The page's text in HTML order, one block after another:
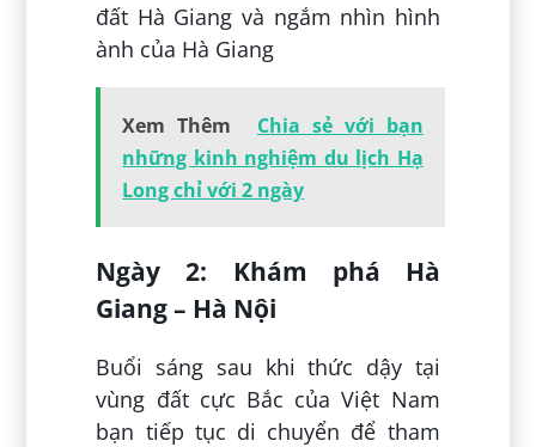
đất Hà Giang và ngắm nhìn hình
ành của Hà Giang
Xem Thêm
Chia sẻ với bạn
những kinh nghiệm du lịch Hạ
Long chỉ với 2 ngày
Ngày 2: Khám phá Hà
Giang – Hà Nội
Buổi sáng sau khi thức dậy tại
vùng đất cực Bắc của Việt Nam
bạn tiếp tục di chuyển để tham